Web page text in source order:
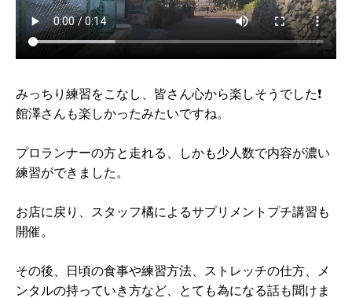
みっちり練習をこなし、皆さん心から楽しそうでした❗️
館澤さんも楽しかったみたいですね。
プロランナーの方と走れる、しかも少人数で内容が濃い
練習ができました。
お店に戻り、スタッフ橘によるサプリメントプチ講習も
開催。
その後、日頃の食事や練習方法、ストレッチの仕方、メ
ンタルの持っていき方など、とても為になる話も聞けま